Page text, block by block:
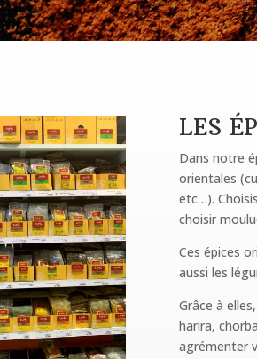
LES
Dans notre
orientales
etc…).
choisir
Ces épices
aussi les
Grâce à
harira,
agrémenter